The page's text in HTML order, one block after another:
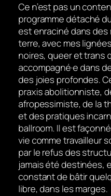
Ce n’est pas un
programme détaché
est enraciné dans des
terre, avec mes
noires, queer et trans
accompagné·e dans
des joies profondes.
praxis abolitionniste,
afropessimiste, de la
et des pratiques
ballroom. Il est
vie comme travailleur
par le refus des
jamais été destinées,
constant de bâtir
libre, dans les marges.